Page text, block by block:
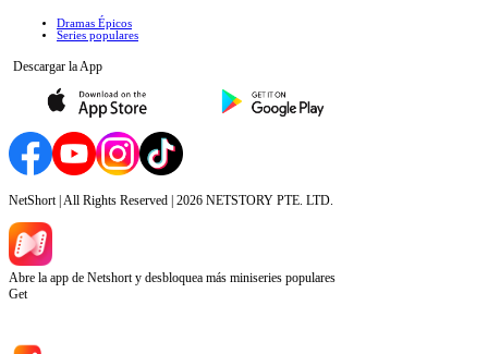
Dramas Épicos
Series populares
Descargar la App
NetShort | All Rights Reserved | 2026 NETSTORY PTE. LTD.
Abre la app de Netshort y desbloquea más miniseries populares
Get